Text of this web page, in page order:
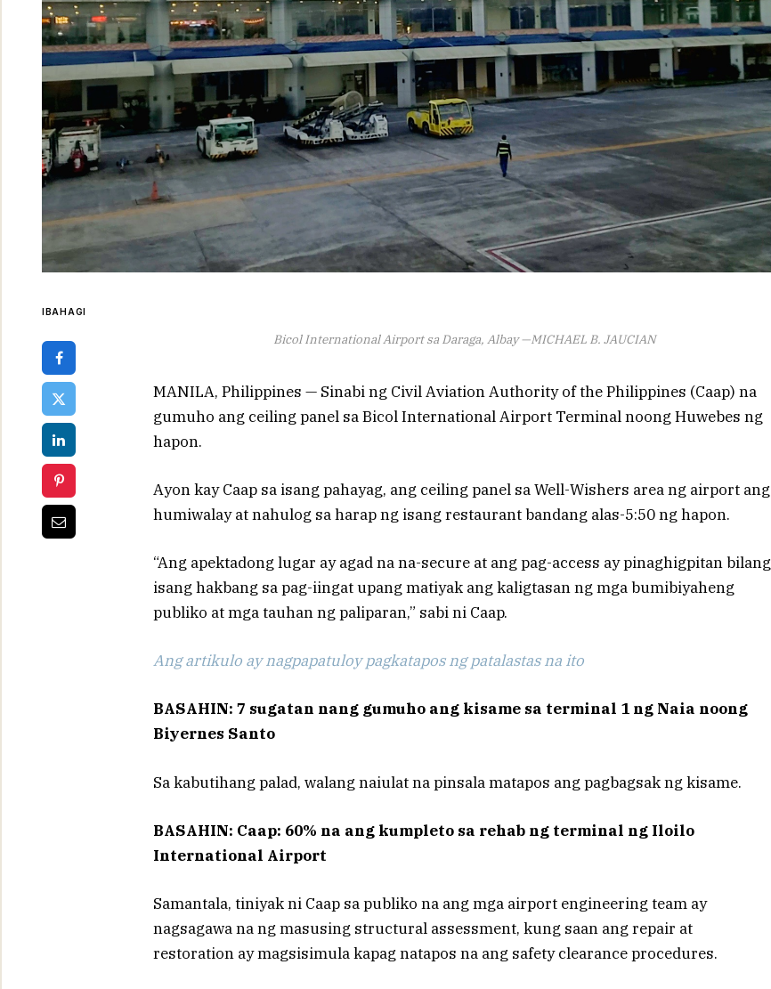
IBAHAGI
Bicol International Airport sa Daraga, Albay —MICHAEL B. JAUCIAN
MANILA, Philippines — Sinabi ng Civil Aviation Authority of the Philippines (Caap) na
gumuho ang ceiling panel sa Bicol International Airport Terminal noong Huwebes ng
hapon.
Ayon kay Caap sa isang pahayag, ang ceiling panel sa Well-Wishers area ng airport ang
humiwalay at nahulog sa harap ng isang restaurant bandang alas-5:50 ng hapon.
“Ang apektadong lugar ay agad na na-secure at ang pag-access ay pinaghigpitan bilang
isang hakbang sa pag-iingat upang matiyak ang kaligtasan ng mga bumibiyaheng
publiko at mga tauhan ng paliparan,” sabi ni Caap.
Ang artikulo ay nagpapatuloy pagkatapos ng patalastas na ito
BASAHIN: 7 sugatan nang gumuho ang kisame sa terminal 1 ng Naia noong
Biyernes Santo
Sa kabutihang palad, walang naiulat na pinsala matapos ang pagbagsak ng kisame.
BASAHIN: Caap: 60% na ang kumpleto sa rehab ng terminal ng Iloilo
International Airport
Samantala, tiniyak ni Caap sa publiko na ang mga airport engineering team ay
nagsagawa na ng masusing structural assessment, kung saan ang repair at
restoration ay magsisimula kapag natapos na ang safety clearance procedures.